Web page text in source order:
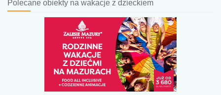
Polecane obiekty na wakacje z dzieckiem